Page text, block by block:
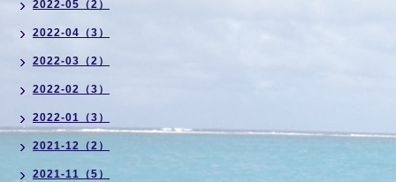
2022-05（2）
2022-04（3）
2022-03（2）
2022-02（3）
2022-01（3）
2021-12（2）
2021-11（5）